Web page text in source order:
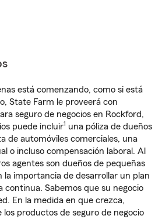
está comenzando, como si está
State Farm le proveerá con
seguro de negocios en Rockford,
puede incluir1 una póliza de dueños
de automóviles comerciales, una
o incluso compensación laboral. Al
agentes son dueños de pequeñas
la importancia de desarrollar un plan
continua. Sabemos que su negocio
En la medida en que crezca,
los productos de seguro de negocio